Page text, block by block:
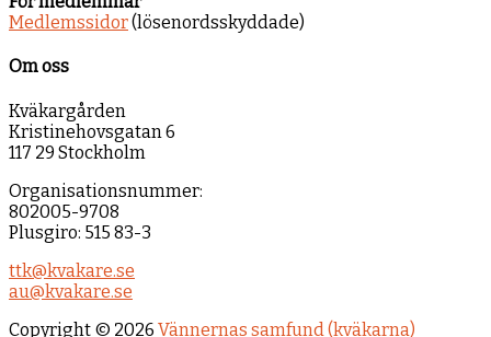
Medlemssidor(lösenordsskyddade)
Om oss
Kväkargården
Kristinehovsgatan 6
117 29 Stockholm
Organisationsnummer:
802005-9708
Plusgiro: 515 83-3
ttk@kvakare.se
au@kvakare.se
Copyright © 2026 Vännernas samfund (kväkarna)